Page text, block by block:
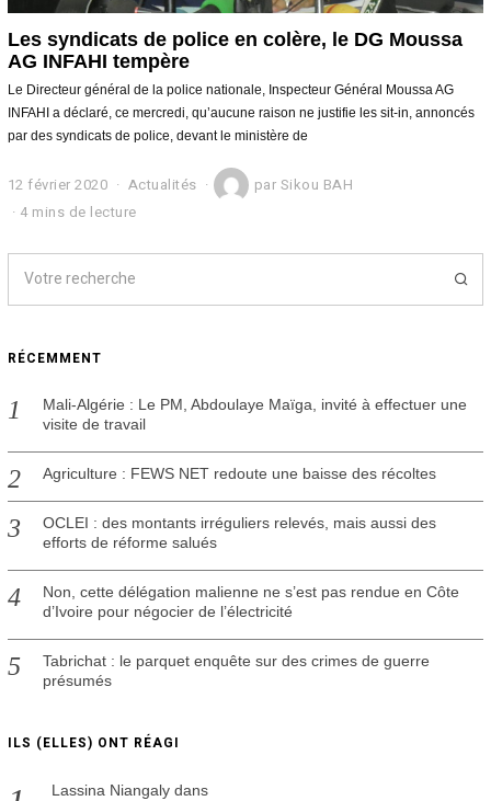
Les syndicats de police en colère, le DG Moussa
AG INFAHI tempère
Le Directeur général de la police nationale, Inspecteur Général Moussa AG
INFAHI a déclaré, ce mercredi, qu’aucune raison ne justifie les sit-in, annoncés
par des syndicats de police, devant le ministère de
12 février 2020
2
f
r
i
2
0
Actualités par Sikou BAH
4 mins de lecture
RÉCEMMENT
Mali-Algérie : Le PM, Abdoulaye Maïga, invité à effectuer une
visite de travail
Agriculture : FEWS NET redoute une baisse des récoltes
OCLEI : des montants irréguliers relevés, mais aussi des
efforts de réforme salués
Non, cette délégation malienne ne s’est pas rendue en Côte
d’Ivoire pour négocier de l’électricité
Tabrichat : le parquet enquête sur des crimes de guerre
présumés
ILS (ELLES) ONT RÉAGI
Lassina Niangalydans